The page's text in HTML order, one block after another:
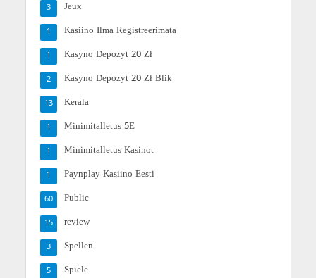
Jeux
3
Kasiino Ilma Registreerimata
1
Kasyno Depozyt 20 Zł
1
Kasyno Depozyt 20 Zł Blik
2
Kerala
13
Minimitalletus 5E
1
Minimitalletus Kasinot
1
Paynplay Kasiino Eesti
1
Public
60
review
15
Spellen
3
Spiele
5